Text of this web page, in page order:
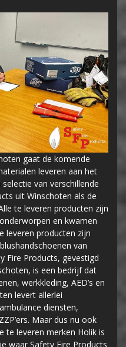
gaat de komende
leveren aan het
van verschillende
uit Winschoten als de
te leveren producten zijn
en kwamen
leveren producten zijn
van
Fire Products, gevestigd
is een bedrijf dat
werkkleding, AED’s en
levert allerlei
diensten,
Maar dus nu ook
leveren merken Holik is
waar Safety Fire Products